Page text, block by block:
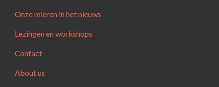
Onze mieren in het nieuws
Lezingen en workshops
Contact
About us